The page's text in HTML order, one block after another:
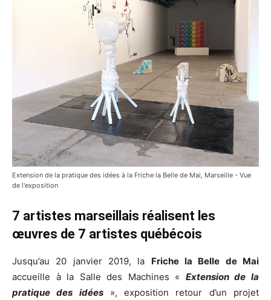
Extension de la pratique des idées à la Friche la Belle de Mai, Marseille - Vue
de l'exposition
7 artistes marseillais réalisent les
œuvres de 7 artistes québécois
Jusqu’au 20 janvier 2019, la Friche la Belle de Mai
accueille à la Salle des Machines « Extension de la
pratique des idées», exposition retour d’un projet